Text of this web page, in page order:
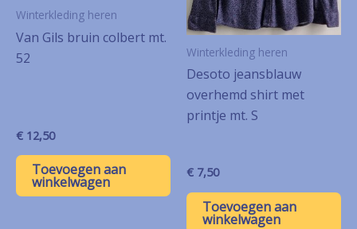
Winterkleding heren
Van Gils bruin colbert mt.
52
€ 12,50
Toevoegen aan
winkelwagen
Winterkleding heren
Desoto jeansblauw
overhemd shirt met
printje mt. S
€ 7,50
Toevoegen aan
winkelwagen